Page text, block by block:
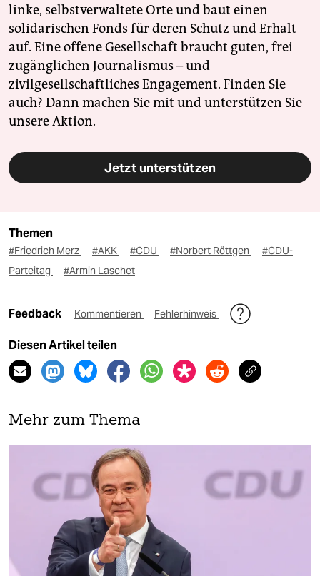
linke, selbstverwaltete Orte und baut einen
solidarischen Fonds für deren Schutz und Erhalt
auf. Eine offene Gesellschaft braucht guten, frei
zugänglichen Journalismus – und
zivilgesellschaftliches Engagement. Finden Sie
auch? Dann machen Sie mit und unterstützen Sie
unsere Aktion.
Jetzt unterstützen
Themen
#Friedrich Merz #AKK #CDU #Norbert Röttgen
#CDU-
Parteitag
#Armin Laschet
Feedback Kommentieren Fehlerhinweis
Diesen Artikel teilen
Mehr zum Thema